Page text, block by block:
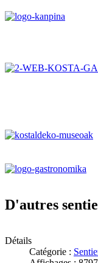
D'autres
Détails
Catégorie :